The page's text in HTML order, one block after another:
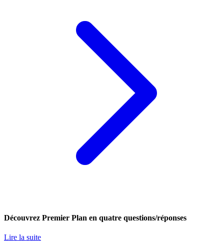
Découvrez Premier Plan en quatre questions/réponses
Lire la suite